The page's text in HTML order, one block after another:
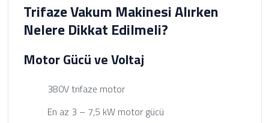
Trifaze Vakum Makinesi Alırken
Nelere Dikkat Edilmeli?
Motor Gücü ve Voltaj
380V trifaze motor
En az 3 – 7,5 kW motor gücü